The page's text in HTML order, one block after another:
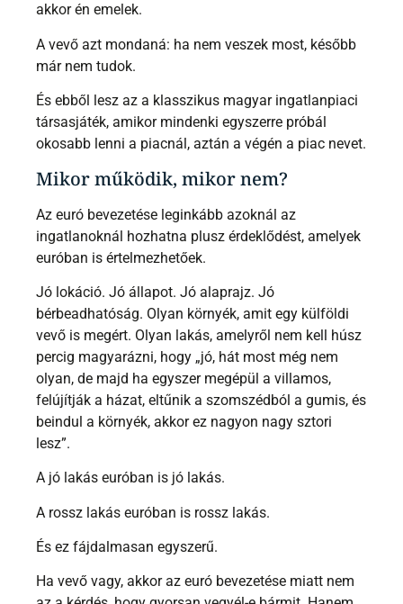
akkor én emelek.
A vevő azt mondaná: ha nem veszek most, később
már nem tudok.
És ebből lesz az a klasszikus magyar ingatlanpiaci
társasjáték, amikor mindenki egyszerre próbál
okosabb lenni a piacnál, aztán a végén a piac nevet.
Mikor működik, mikor nem?
Az euró bevezetése leginkább azoknál az
ingatlanoknál hozhatna plusz érdeklődést, amelyek
euróban is értelmezhetőek.
Jó lokáció. Jó állapot. Jó alaprajz. Jó
bérbeadhatóság. Olyan környék, amit egy külföldi
vevő is megért. Olyan lakás, amelyről nem kell húsz
percig magyarázni, hogy „jó, hát most még nem
olyan, de majd ha egyszer megépül a villamos,
felújítják a házat, eltűnik a szomszédból a gumis, és
beindul a környék, akkor ez nagyon nagy sztori
lesz”.
A jó lakás euróban is jó lakás.
A rossz lakás euróban is rossz lakás.
És ez fájdalmasan egyszerű.
Ha vevő vagy, akkor az euró bevezetése miatt nem